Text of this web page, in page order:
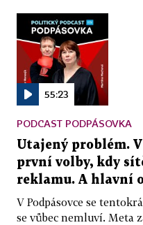
55:23
PODCAST PODPÁSOVKA
Utajený problém.
první volby, kdy
reklamu. A hlavní
V Podpásovce se
se vůbec nemluví. Meta